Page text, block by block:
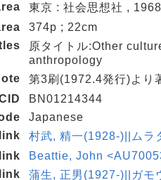
東京 : 社会思想社 ,
374p ; 22cm
原タイトル:Other
anthropology
第3刷(1972.4発行)より
BN01214344
Japanese
村武, 精一(1928-)||ムラ
Beattie, John
蒲生, 正男(1927-)||ガモ